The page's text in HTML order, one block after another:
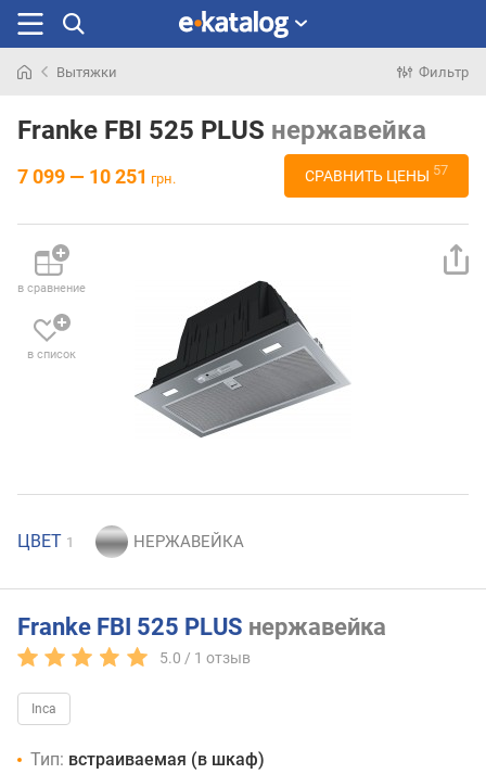
раньше
Вытяжки Фильтр
Franke FBI 525 PLUS нержавейка
7 099 — 10 251 грн. СРАВНИТЬ ЦЕНЫ 57
в сравнение
в список
ЦВЕТ 1
Franke FBI 525 PLUS нержавейка
5.0 / 1 отзыв
Inca
Тип: встраиваемая (в шкаф)